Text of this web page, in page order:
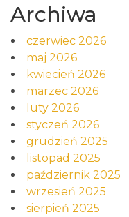
Archiwa
czerwiec 2026
maj 2026
kwiecień 2026
marzec 2026
luty 2026
styczeń 2026
grudzień 2025
listopad 2025
październik 2025
wrzesień 2025
sierpień 2025